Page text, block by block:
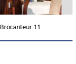
Brocanteur 11